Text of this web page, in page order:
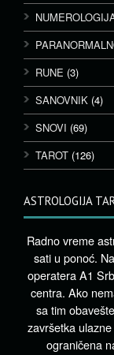
RUNE (3)
SANOVNIK (4)
SNOVI (69)
TAROT (126)
ASTROLOGIJA
Radno vreme
sati u ponoć.
operatera A1
centra. Ako
sa tim
završetka
ograničena